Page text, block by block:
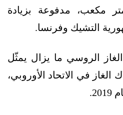
مليار متر مكعب، مدفوعة بزيادة
التشيك وفرنسا.
الروسي ما يزال يمثّل
الغاز في الاتحاد الأوروبي،